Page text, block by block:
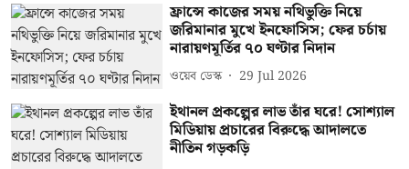
ফ্রান্সে কাজের সময় নথিভুক্তি নিয়ে
জরিমানার মুখে ইনফোসিস; ফের চর্চায়
নারায়ণমূর্তির ৭০ ঘণ্টার নিদান
ওয়েব ডেস্ক 29 Jul 2026
ইথানল প্রকল্পের লাভ তাঁর ঘরে! সোশ্যাল
মিডিয়ায় প্রচারের বিরুদ্ধে আদালতে
নীতিন গড়কড়ি